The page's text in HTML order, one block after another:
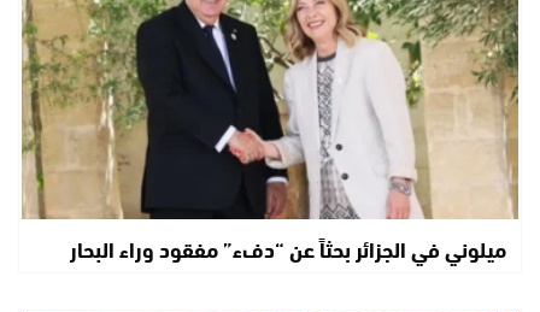
ميلوني في الجزائر بحثاً عن “دفء” مفقود وراء البحار